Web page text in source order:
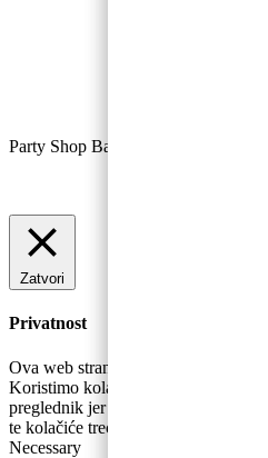
Party Shop Baloncic, obrt ©
Zatvori
Privatnost
Ova web stranica koristi kolačiće za
Koristimo kolačiće koji se prema
preglednik jer su bitni za rad
te kolačiće trećih strana koji nam
Necessary